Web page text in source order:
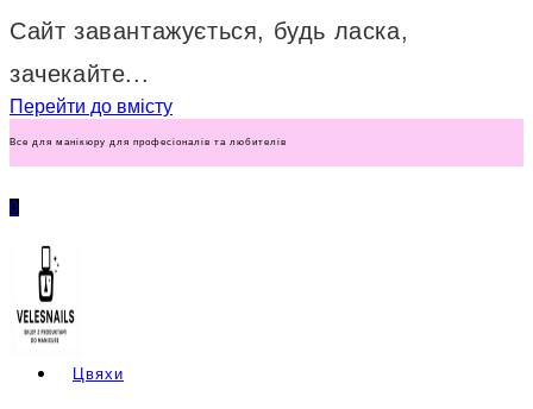
Сайт завантажується, будь ласка,
зачекайте...
Перейти до вмісту
Все для манікюру для професіоналів та любителів
0
Цвяхи